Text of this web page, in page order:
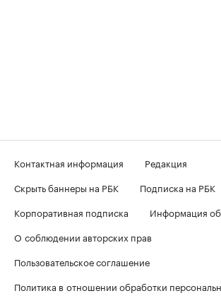
Контактная информация
Редакция
Скрыть баннеры на РБК
Подписка на РБК
Корпоративная подписка
Информация
О соблюдении авторских прав
Пользовательское соглашение
Политика в отношении обработки